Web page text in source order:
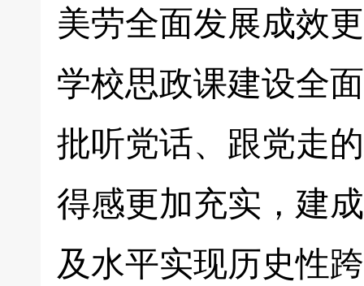
美劳全面发展成效
学校思政课建设全
批听党话、跟党走
得感更加充实，建
及水平实现历史性